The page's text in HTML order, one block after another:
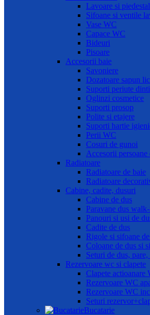
Lavoare si
Sifoane si ventile
Vase WC
Capace WC
Bideuri
Pisoare
Accesorii baie
Savoniere
Dozatoare sapun
Suporti periute dinti
Oglinzi cosmetice
Suporti prosop
Polite si etajere
Suporti hartie
Perii WC
Cosuri de gunoi
Accesorii
Radiatoare
Radiatoare de baie
Radiatoare
Cabine, cadite, dusuri
Cabine de dus
Paravane dus
Panouri si usi de
Cadite de dus
Rigole si sifoane
Coloane de dus si
Seturi de dus,
Rezervoare wc si clapete
Clapete actioanare
Rezervoare WC
Rezervoare WC
Seturi
Bucatarie